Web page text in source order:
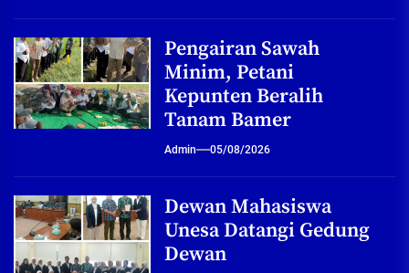
Pengairan Sawah
Minim, Petani
Kepunten Beralih
Tanam Bamer
Admin 05/08/2026
Dewan Mahasiswa
Unesa Datangi Gedung
Dewan